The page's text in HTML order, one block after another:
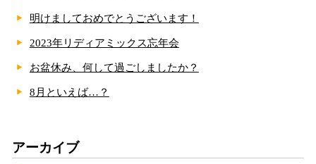
明けましておめでとうございます！
2023年リディアミックス忘年会
お盆休み、何して過ごしましたか？
8月といえば…？
アーカイブ